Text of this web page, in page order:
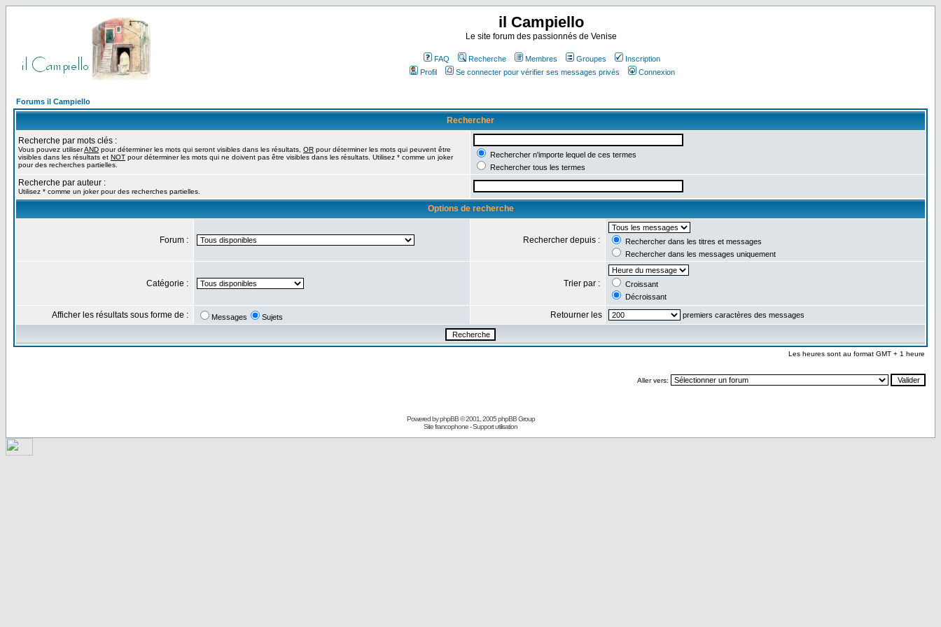
il Campiello
Le site forum des passionnés de Venise
FAQ Recherche Membres Groupes
Inscription
Profil
Se connecter pour vérifier ses messages privés Connexion
Forums il Campiello
Rechercher
Recherche par mots clés :
Vous pouvez utiliserAND pour déterminer les mots qui seront visibles dans les résultats, OR pour déterminer les mots qui peuvent être
visibles dans les résultats et NOT pour déterminer les mots qui ne doivent pas être visibles dans les résultats. Utilisez * comme un joker
pour des recherches partielles.
Rechercher n'importe lequel de ces termes
Rechercher tous les termes
Recherche par auteur :
Utilisez * comme un joker pour des recherches partielles.
Options de recherche
Forum : Rechercher depuis :
Rechercher dans les titres et messages
Rechercher dans les messages uniquement
Catégorie : Trier par :
Croissant
Décroissant
Afficher les résultats sous forme de : Messages Sujets Retourner les premiers caractères des messages
Les heures sont au format GMT + 1 heure
Aller vers:
Powered byphpBB© 2001, 2005 phpBB Group
Site francophone-Support utilisation